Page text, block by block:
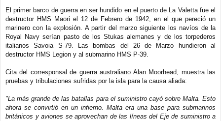
El primer barco de guerra en ser hundido en el puerto de La Valetta fue el
destructor HMS Maori el 12 de Febrero de 1942, en el que pereció un
marinero con la explosión. A partir del marzo siguiente los navíos de la
Royal Navy serían pasto de los Stukas alemanes y de los torpederos
italianos Savoia S-79. Las bombas del 26 de Marzo hundieron al
destructor HMS Legion y al submarino HMS P-39.
Cita del corresponsal de guerra australiano Alan Moorhead, muestra las
pruebas y tribulaciones sufridas por la isla para la causa aliada:
"La más grande de las batallas para el suministro cayó sobre Malta. Esto
ahora se convirtió en un infierno. Malta era una base para submarinos
británicos y aviones se aprovechan de las líneas del Eje de suministro a